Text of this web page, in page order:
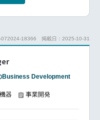
execute data
to grow market share
customer satisfaction
communicate to global
alignment to broader
072024-18366 掲載日：2025-10-31
Business Development
器 事業開発